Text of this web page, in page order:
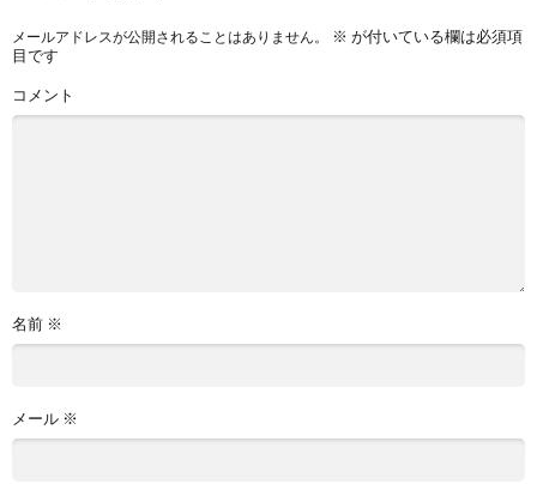
メールアドレスが公開されることはありません。 ※ が付いている欄は必須項
目です
コメント
名前 ※
メール ※